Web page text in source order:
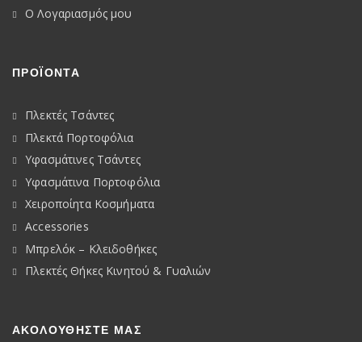
Ο Λογαριασμός μου
ΠΡΟΪΟΝΤΑ
Πλεκτές Τσάντες
Πλεκτά Πορτοφόλια
Υφασμάτινες Τσάντες
Υφασμάτινα Πορτοφόλια
Χειροποίητα Κοσμήματα
Accessories
Μπρελόκ – Κλειδοθήκες
Πλεκτές Θήκες Κινητού & Γυαλιών
ΑΚΟΛΟΥΘΉΣΤΕ ΜΑΣ